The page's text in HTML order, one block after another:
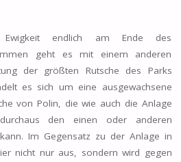
endlich am Ende des
geht es mit einem anderen
der größten Rutsche des Parks
es sich um eine ausgewachsene
von Polin, die wie auch die Anlage
den einen oder anderen
Im Gegensatz zu der Anlage in
nicht nur aus, sondern wird gegen